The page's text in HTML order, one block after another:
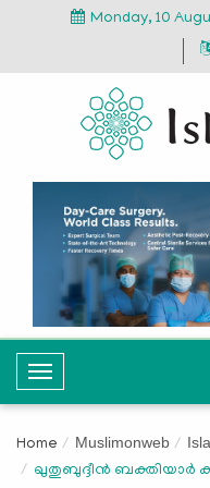
Monday, 10
T
o
g
l
Home Muslimonweb
ഖുതുബുദ്ദീന്‍ ബക്തിയാര്‍